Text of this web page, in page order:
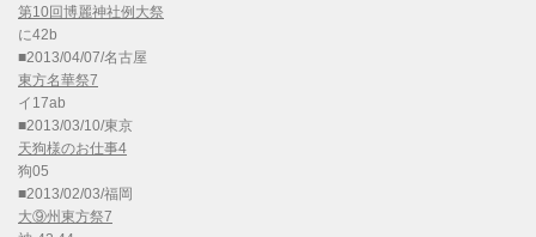
第10回博麗神社例大祭
に42b
■2013/04/07/名古屋
東方名華祭7
イ17ab
■2013/03/10/東京
天狗様のお仕事4
狗05
■2013/02/03/福岡
大⑨州東方祭7